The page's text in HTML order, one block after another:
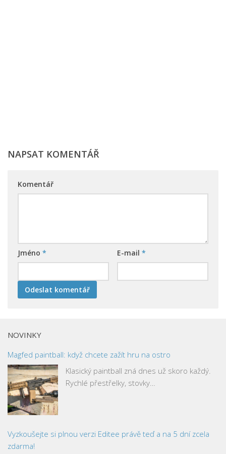
NAPSAT KOMENTÁŘ
Komentář
Jméno * E-mail *
NOVINKY
Magfed paintball: když chcete zažít hru na ostro
Klasický paintball zná dnes už skoro každý.
Rychlé přestřelky, stovky…
Vyzkoušejte si plnou verzi Editee právě teď a na 5 dní zcela
zdarma!